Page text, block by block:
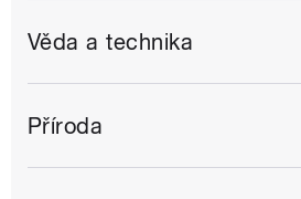
Věda a technika
Příroda